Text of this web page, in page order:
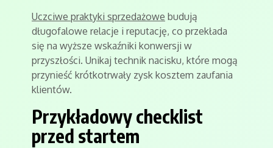
Uczciwe praktyki sprzedażowe budują
długofalowe relacje i reputację, co przekłada
się na wyższe wskaźniki konwersji w
przyszłości. Unikaj technik nacisku, które mogą
przynieść krótkotrwały zysk kosztem zaufania
klientów.
Przykładowy checklist
przed startem